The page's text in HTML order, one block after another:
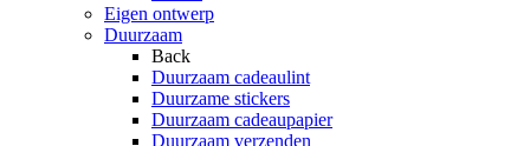
Eigen ontwerp
Duurzaam
Back
Duurzaam cadeaulint
Duurzame stickers
Duurzaam cadeaupapier
Duurzaam verzenden